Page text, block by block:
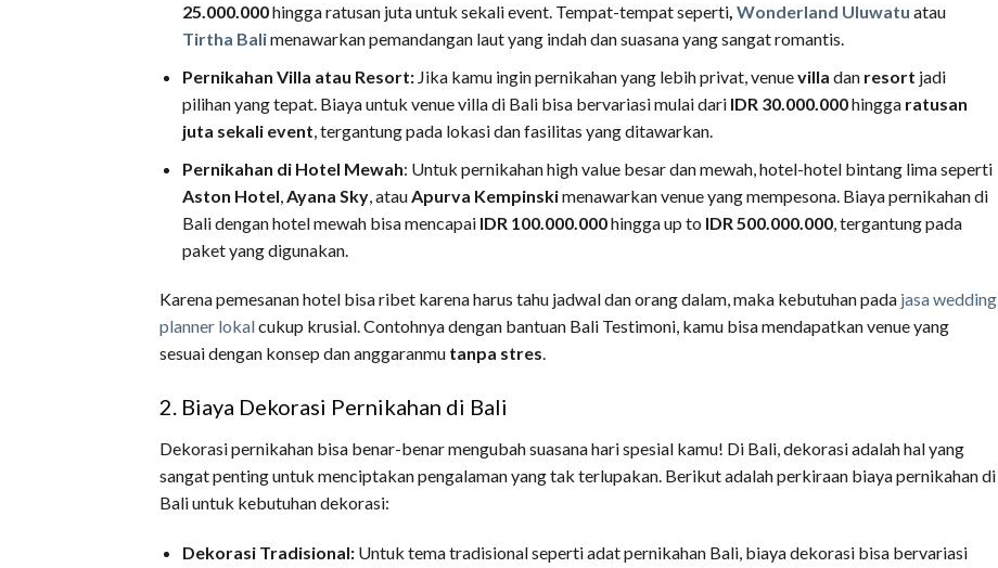
25.000.000hingga ratusan juta untuk sekali event. Tempat-tempat seperti, Wonderland Uluwatu atau
Tirtha Balimenawarkan pemandangan laut yang indah dan suasana yang sangat romantis.
Pernikahan Villa atau Resort: Jika kamu ingin pernikahan yang lebih privat, venuevilla dan resort jadi
pilihan yang tepat. Biaya untuk venue villa di Bali bisa bervariasi mulai dari IDR 30.000.000hingga ratusan
juta sekali event, tergantung pada lokasi dan fasilitas yang ditawarkan.
Pernikahan di Hotel Mewah: Untuk pernikahan high value besar dan mewah, hotel-hotel bintang lima seperti
Aston Hotel Ayana Sky, atau Apurva Kempinskimenawarkan venue yang mempesona. Biaya pernikahan di
Bali dengan hotel mewah bisa mencapai IDR 100.000.000hingga up to IDR 500.000.000, tergantung pada
paket yang digunakan.
Karena pemesanan hotel bisa ribet karena harus tahu jadwal dan orang dalam, maka kebutuhan pada jasa wedding
planner lokalcukup krusial. Contohnya dengan bantuan Bali Testimoni, kamu bisa mendapatkan venue yang
sesuai dengan konsep dan anggaranmu tanpa stres.
2. Biaya Dekorasi Pernikahan di Bali
Dekorasi pernikahan bisa benar-benar mengubah suasana hari spesial kamu! Di Bali, dekorasi adalah hal yang
sangat penting untuk menciptakan pengalaman yang tak terlupakan. Berikut adalah perkiraan biaya pernikahan di
Bali untuk kebutuhan dekorasi:
Dekorasi Tradisional: Untuk tema tradisional seperti adat pernikahan Bali, biaya dekorasi bisa bervariasi